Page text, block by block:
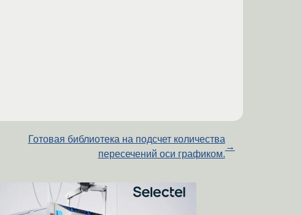
Готовая библиотека на подсчет количества
пересечений оси графиком.
→